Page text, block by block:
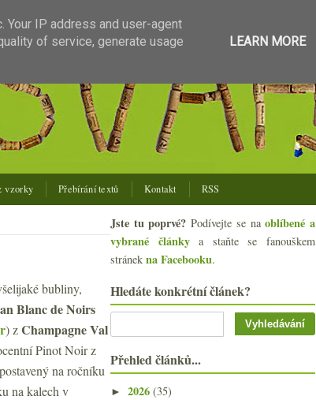
vzorky Přebírání textů Kontakt RSS
bubliny,
Blanc de Noirs
) zChampagne Val
Pinot Noir z
na ročníku
na kalech v
Jste tu poprvé? Podívejte se naoblíbené a
vybrané článkya staňte se fanouškem
stránek na Facebooku.
Hledáte konkrétní článek?
Přehled článků...
► 2026 (35)
IP address and user-agent
of service, generate usage
LEARN MORE